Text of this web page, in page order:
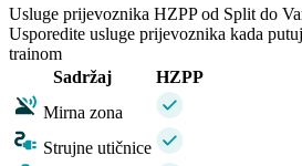
Usluge prijevoznika HZPP od Split do
Usporedite usluge prijevoznika kada
trainom
Sadržaj
HZPP
Mirna zona
Strujne utičnice